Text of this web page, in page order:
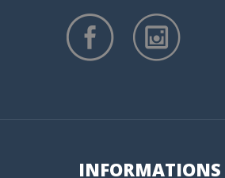
INFORMATIONS